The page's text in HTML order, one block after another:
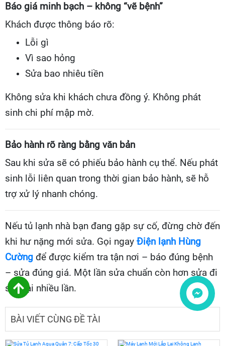
Báo giá minh bạch – không “vẽ bệnh”
Khách được thông báo rõ:
Lỗi gì
Vì sao hỏng
Sửa bao nhiêu tiền
Không sửa khi khách chưa đồng ý. Không phát
sinh chi phí mập mờ.
Bảo hành rõ ràng bằng văn bản
Sau khi sửa sẽ có phiếu bảo hành cụ thể. Nếu phát
sinh lỗi liên quan trong thời gian bảo hành, sẽ hỗ
trợ xử lý nhanh chóng.
Nếu tủ lạnh nhà bạn đang gặp sự cố, đừng chờ đến
khi hư nặng mới sửa. Gọi ngay Điện lạnh Hùng
Cường để được kiểm tra tận nơi – báo đúng bệnh
– sửa đúng giá. Một lần sửa chuẩn còn hơn sửa đi
sửa lại nhiều lần.
BÀI VIẾT CÙNG ĐỀ TÀI
Liên hệ